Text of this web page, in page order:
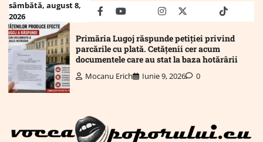
Skip
content
sâmbătă, august 8,
2026
facebookyoutubeMailinstagram
twitter truthtiktok
Primăria Lugoj răspunde petiției privind
parcările cu plată. Cetățenii cer acum
documentele care au stat la baza hotărârii
Mocanu Erich Iunie 9, 2026 0